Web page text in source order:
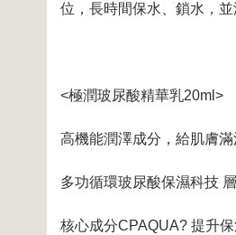
位，長時間保水、鎖水，
<極潤玻尿酸精華乳20ml>
高機能潤澤成分，給肌膚
多功循環玻尿酸保濕科技
核心成分CPAQUA? 提升